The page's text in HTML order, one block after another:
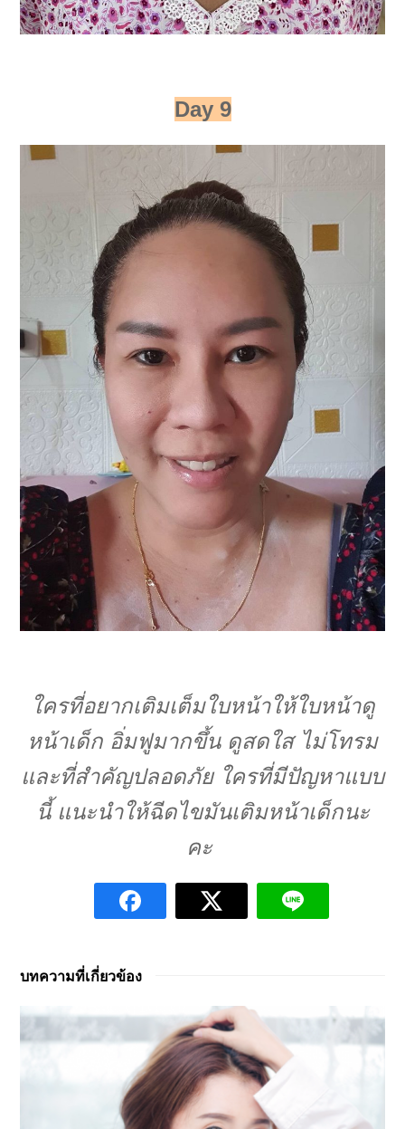
Day 9
ใครที่อยากเติมเต็มใบหน้าให้ใบหน้าดู
หน้าเด็ก อิ่มฟูมากขึ้น ดูสดใส ไม่โทรม
และที่สำคัญปลอดภัย ใครที่มีปัญหาแบบ
นี้ แนะนำให้ฉีดไขมันเติมหน้าเด็กนะ
คะ
บทความที่เกี่ยวข้อง